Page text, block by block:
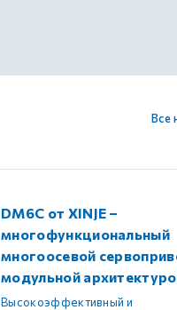
Все
DM6C от XINJE –
многофункциональный
многоосевой
модульной
Высокоэффективный и